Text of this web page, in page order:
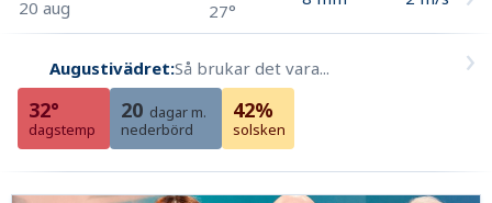
20 aug
27°
Augustivädret:Så brukar det vara...
32°
dagstemp
20 dagar m.
nederbörd
42%
solsken